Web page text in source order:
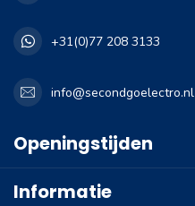
+31(0)77 208 3133
info@secondgoelectro.nl
Openingstijden
Informatie